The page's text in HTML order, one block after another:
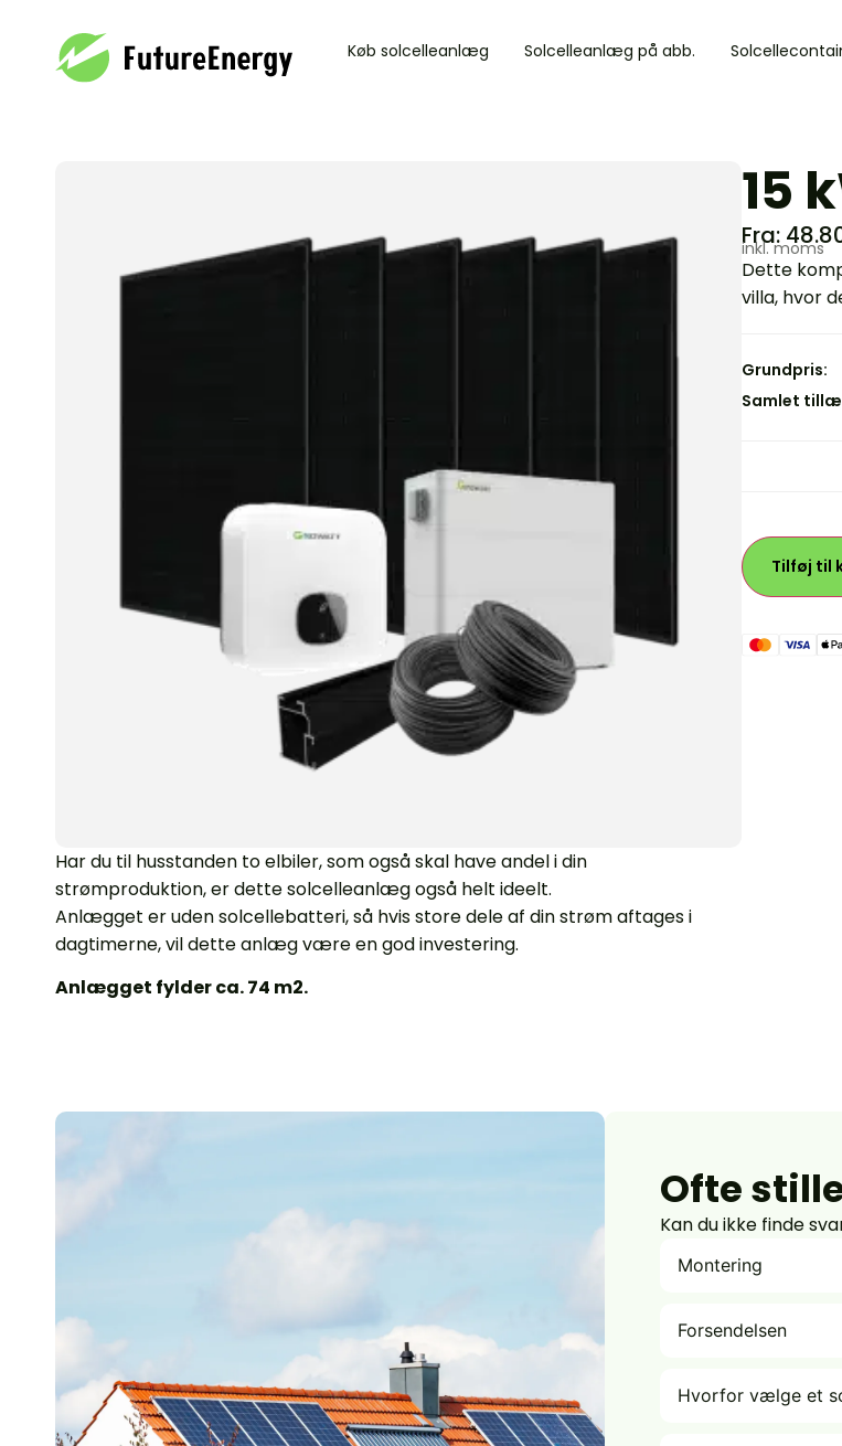
Køb solcelleanlæg Solcelleanlæg på abb.
Din kurv Gå til betaling
Har du til husstanden to elbiler, som også skal have andel i din
strømproduktion, er dette solcelleanlæg også helt ideelt.
Anlægget er uden solcellebatteri, så hvis store dele af din strøm aftages i
dagtimerne, vil dette anlæg være en god investering.
Anlægget fylder ca. 74 m2.
15
Fra:
inkl. moms
Dette
villa, hvor
Grundpris:
Samlet
Tilføj til
Ofte
Kan du ikke finde
Montering
Forsendelsen
Hvorfor vælge et